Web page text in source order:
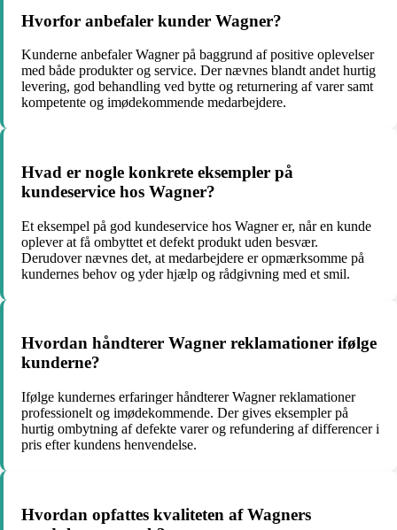
Hvorfor anbefaler kunder Wagner?
Kunderne anbefaler Wagner på baggrund af positive oplevelser
med både produkter og service. Der nævnes blandt andet hurtig
levering, god behandling ved bytte og returnering af varer samt
kompetente og imødekommende medarbejdere.
Hvad er nogle konkrete eksempler på
kundeservice hos Wagner?
Et eksempel på god kundeservice hos Wagner er, når en kunde
oplever at få ombyttet et defekt produkt uden besvær.
Derudover nævnes det, at medarbejdere er opmærksomme på
kundernes behov og yder hjælp og rådgivning med et smil.
Hvordan håndterer Wagner reklamationer ifølge
kunderne?
Ifølge kundernes erfaringer håndterer Wagner reklamationer
professionelt og imødekommende. Der gives eksempler på
hurtig ombytning af defekte varer og refundering af differencer i
pris efter kundens henvendelse.
Hvordan opfattes kvaliteten af Wagners